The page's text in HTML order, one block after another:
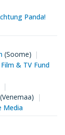
Panda!
(Soome)
& TV Fund
(Venemaa)
Media